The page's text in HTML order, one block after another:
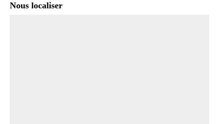
Nous localiser